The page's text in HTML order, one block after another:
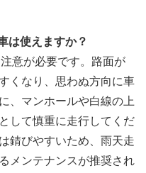
は使えますか？
意が必要です。路面が
くなり、思わぬ方向に車
、マンホールや白線の上
して慎重に走行してくだ
錆びやすいため、雨天走
メンテナンスが推奨され